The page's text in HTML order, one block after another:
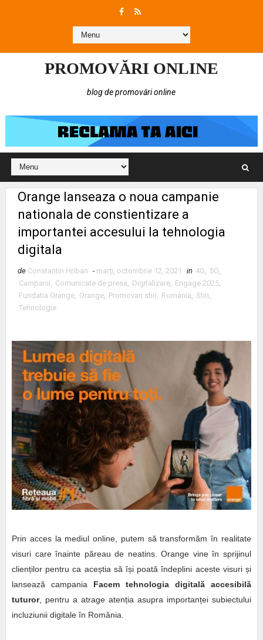
PROMOVĂRI ONLINE
blog de promovări online
Orange lanseaza o noua campanie
nationala de constientizare a
importantei accesului la tehnologia
digitala
de Constantin Hriban - marți, octombrie 12, 2021 in 4G, 5G,
Campanii, Comunicate de presa, Digitalizare, Engage 2025,
Fundatia Orange, Orange, Promovari stiri, Romania, Stiri,
Tehnologie
Prin acces la mediul online, putem să transformăm în realitate
visuri care înainte păreau de neatins. Orange vine în sprijinul
clienților pentru ca aceștia să își poată îndeplini aceste visuri și
lansează campania Facem tehnologia digitală accesibilă
tuturor, pentru a atrage atenția asupra importanței subiectului
incluziunii digitale în România.